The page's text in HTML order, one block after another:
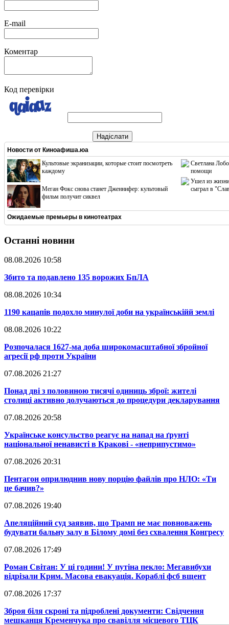
E-mail
Коментар
Код перевірки
Надіслати
Новости от Киноафиша.юа
Культовые экранизации, которые стоит посмотреть
каждому
Меган Фокс снова станет Дженнифер: культовый
фильм получит сиквел
Светлана
помощи
Ушел из жизни
сыграл в
Ожидаемые премьеры в кинотеатрах
Останні новини
08.08.2026 10:58
​Збито та подавлено 135 ворожих БпЛА
08.08.2026 10:34
​1190 кацапів подохло минулої доби на українськійй землі
08.08.2026 10:22
​Розпочалася 1627-ма доба широкомасштабної збройної
агресії рф проти України
07.08.2026 21:27
​Понад дві з половиною тисячі одиниць зброї: жителі
столиці активно долучаються до процедури декларування
07.08.2026 20:58
​Українське консульство реагує на напад на ґрунті
національної ненависті в Кракові - «неприпустимо»
07.08.2026 20:31
​Пентагон оприлюднив нову порцію файлів про НЛО: «Ти
це бачив?»
07.08.2026 19:40
​Апеляційний суд заявив, що Трамп не має повноважень
будувати бальну залу в Білому домі без схвалення Конгресу
07.08.2026 17:49
​Роман Світан: У ці години! У путіна пекло: Мегавибухи
відрізали Крим. Масова евакуація. Кораблі фсб вщент
07.08.2026 17:37
​Зброя біля скроні та підроблені документи: Свідчення
мешканця Кременчука про свавілля місцевого ТЦК